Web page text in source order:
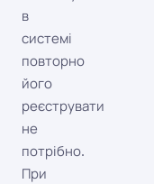
в
системі
повторно
його
реєструвати
не
потрібно.
При